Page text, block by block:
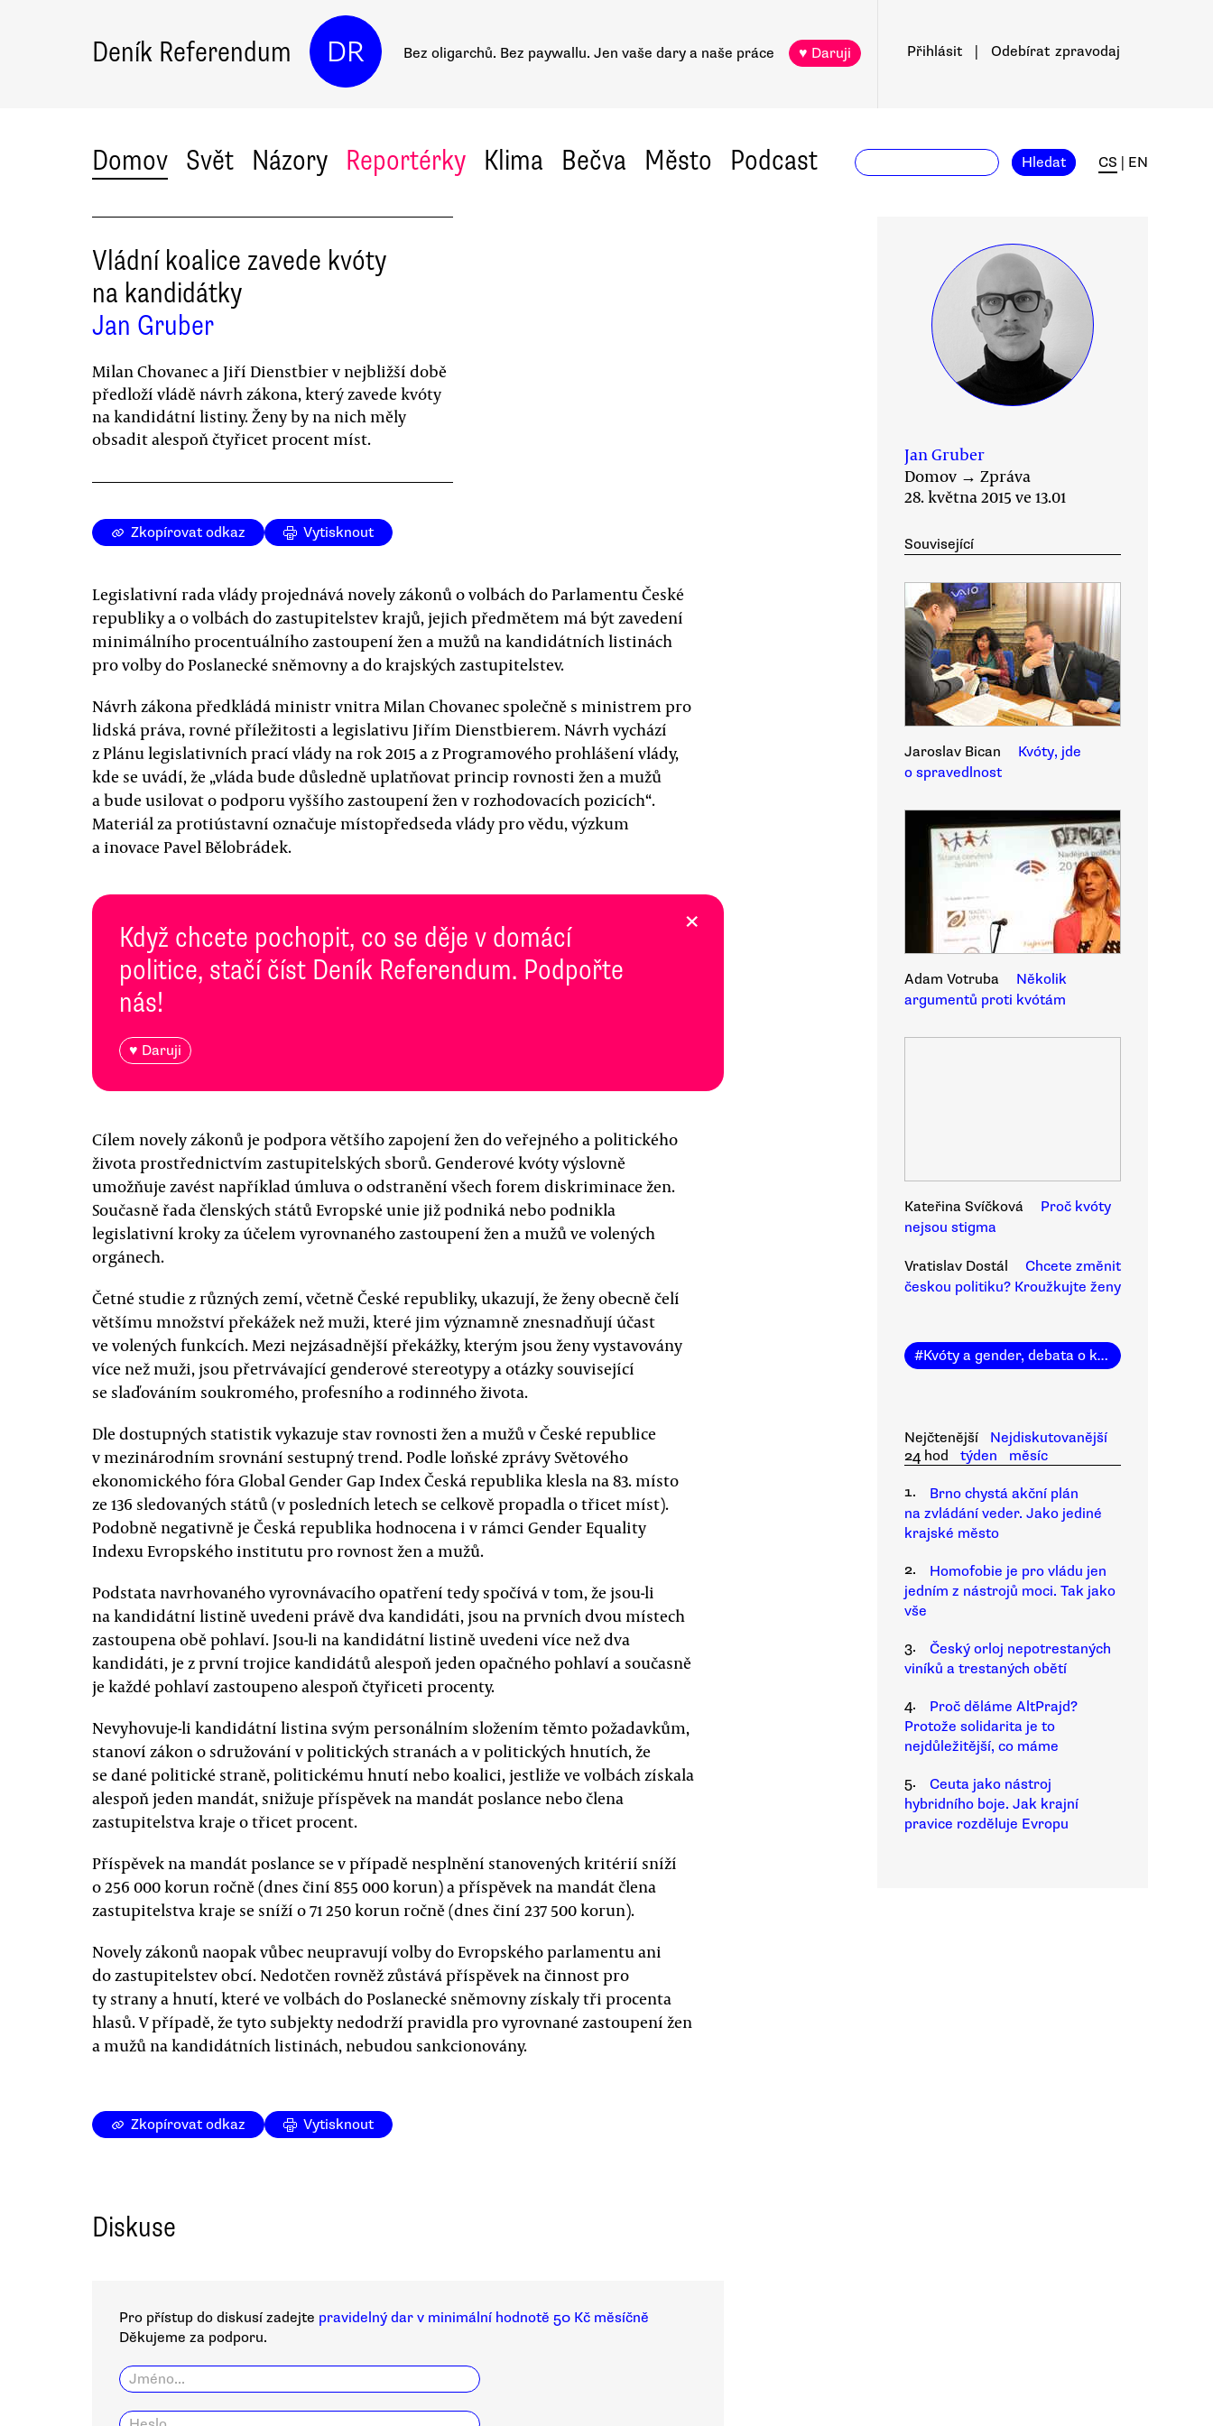
Deník Referendum DR Bez oligarchů. Bez paywallu. Jen vaše dary a naše práce ♥ Daruji Přihlásit Odebírat zpravodaj
Domov Svět Názory Reportérky Klima Bečva Město Podcast Hledat CS EN
Vládní koalice zavede kvóty
na kandidátky
Jan Gruber
Milan Chovanec a Jiří Dienstbier v nejbližší době
předloží vládě návrh zákona, který zavede kvóty
na kandidátní listiny. Ženy by na nich měly
obsadit alespoň čtyřicet procent míst.
Zkopírovat odkaz Vytisknout
Legislativní rada vlády projednává novely zákonů o volbách do Parlamentu České
republiky a o volbách do zastupitelstev krajů, jejich předmětem má být zavedení
minimálního procentuálního zastoupení žen a mužů na kandidátních listinách
pro volby do Poslanecké sněmovny a do krajských zastupitelstev.
Návrh zákona předkládá ministr vnitra Milan Chovanec společně s ministrem pro
lidská práva, rovné příležitosti a legislativu Jiřím Dienstbierem. Návrh vychází
z Plánu legislativních prací vlády na rok 2015 a z Programového prohlášení vlády,
kde se uvádí, že „vláda bude důsledně uplatňovat princip rovnosti žen a mužů
a bude usilovat o podporu vyššího zastoupení žen v rozhodovacích pozicích“.
Materiál za protiústavní označuje místopředseda vlády pro vědu, výzkum
a inovace Pavel Bělobrádek.
Když chcete pochopit, co se děje v domácí
politice, stačí číst Deník Referendum. Podpořte
nás!
♥ Daruji
×
Cílem novely zákonů je podpora většího zapojení žen do veřejného a politického
života prostřednictvím zastupitelských sborů. Genderové kvóty výslovně
umožňuje zavést například úmluva o odstranění všech forem diskriminace žen.
Současně řada členských států Evropské unie již podniká nebo podnikla
legislativní kroky za účelem vyrovnaného zastoupení žen a mužů ve volených
orgánech.
Četné studie z různých zemí, včetně České republiky, ukazují, že ženy obecně čelí
většímu množství překážek než muži, které jim významně znesnadňují účast
ve volených funkcích. Mezi nejzásadnější překážky, kterým jsou ženy vystavovány
více než muži, jsou přetrvávající genderové stereotypy a otázky související
se slaďováním soukromého, profesního a rodinného života.
Dle dostupných statistik vykazuje stav rovnosti žen a mužů v České republice
v mezinárodním srovnání sestupný trend. Podle loňské zprávy Světového
ekonomického fóra Global Gender Gap Index Česká republika klesla na 83. místo
ze 136 sledovaných států (v posledních letech se celkově propadla o třicet míst).
Podobně negativně je Česká republika hodnocena i v rámci Gender Equality
Indexu Evropského institutu pro rovnost žen a mužů.
Podstata navrhovaného vyrovnávacího opatření tedy spočívá v tom, že jsou-li
na kandidátní listině uvedeni právě dva kandidáti, jsou na prvních dvou místech
zastoupena obě pohlaví. Jsou-li na kandidátní listině uvedeni více než dva
kandidáti, je z první trojice kandidátů alespoň jeden opačného pohlaví a současně
je každé pohlaví zastoupeno alespoň čtyřiceti procenty.
Nevyhovuje-li kandidátní listina svým personálním složením těmto požadavkům,
stanoví zákon o sdružování v politických stranách a v politických hnutích, že
se dané politické straně, politickému hnutí nebo koalici, jestliže ve volbách získala
alespoň jeden mandát, snižuje příspěvek na mandát poslance nebo člena
zastupitelstva kraje o třicet procent.
Příspěvek na mandát poslance se v případě nesplnění stanovených kritérií sníží
o 256 000 korun ročně (dnes činí 855 000 korun) a příspěvek na mandát člena
zastupitelstva kraje se sníží o 71 250 korun ročně (dnes činí 237 500 korun).
Novely zákonů naopak vůbec neupravují volby do Evropského parlamentu ani
do zastupitelstev obcí. Nedotčen rovněž zůstává příspěvek na činnost pro
ty strany a hnutí, které ve volbách do Poslanecké sněmovny získaly tři procenta
hlasů. V případě, že tyto subjekty nedodrží pravidla pro vyrovnané zastoupení žen
a mužů na kandidátních listinách, nebudou sankcionovány.
Jan Gruber
Domov → Zpráva
28. května 2015 ve 13.01
Související
Jaroslav Bican
Kvóty, jde
o spravedlnost
Adam Votruba
Několik
argumentů proti kvótám
Kateřina Svíčková
Proč kvóty
nejsou stigma
Vratislav Dostál
Chcete změnit
českou politiku? Kroužkujte ženy
#Kvóty a gender, debata o kvótách
Nejčtenější
Nejdiskutovanější
24 hod
týden
měsíc
1.
Brno chystá akční plán
na zvládání veder. Jako jediné
krajské město
2.
Homofobie je pro vládu jen
jedním z nástrojů moci. Tak jako
vše
3.
Český orloj nepotrestaných
viníků a trestaných obětí
4.
Proč děláme AltPrajd?
Protože solidarita je to
nejdůležitější, co máme
5.
Ceuta jako nástroj
hybridního boje. Jak krajní
pravice rozděluje Evropu
Zkopírovat odkaz Vytisknout
Diskuse
Pro přístup do diskusí zadejte pravidelný dar v minimální hodnotě 50 Kč měsíčně
Děkujeme za podporu.